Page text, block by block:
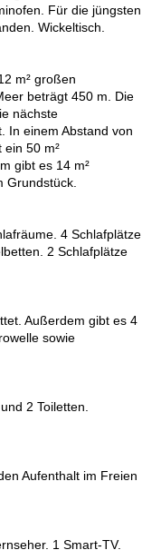
Für die jüngsten
Wickeltisch.
m² großen
beträgt 450 m. Die
nächste
In einem Abstand von
ein 50 m²
gibt es 14 m²
Grundstück.
4 Schlafplätze
2 Schlafplätze
Außerdem gibt es 4
sowie
2 Toiletten.
Aufenthalt im Freien
1 Smart-TV.